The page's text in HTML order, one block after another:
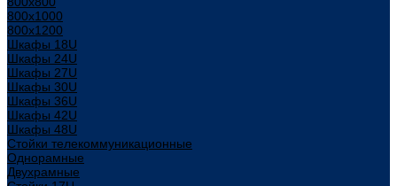
800х1000
800х1200
Шкафы 18U
Шкафы 24U
Шкафы 27U
Шкафы 30U
Шкафы 36U
Шкафы 42U
Шкафы 48U
Стойки телекоммуникационные
Однорамные
Двухрамные